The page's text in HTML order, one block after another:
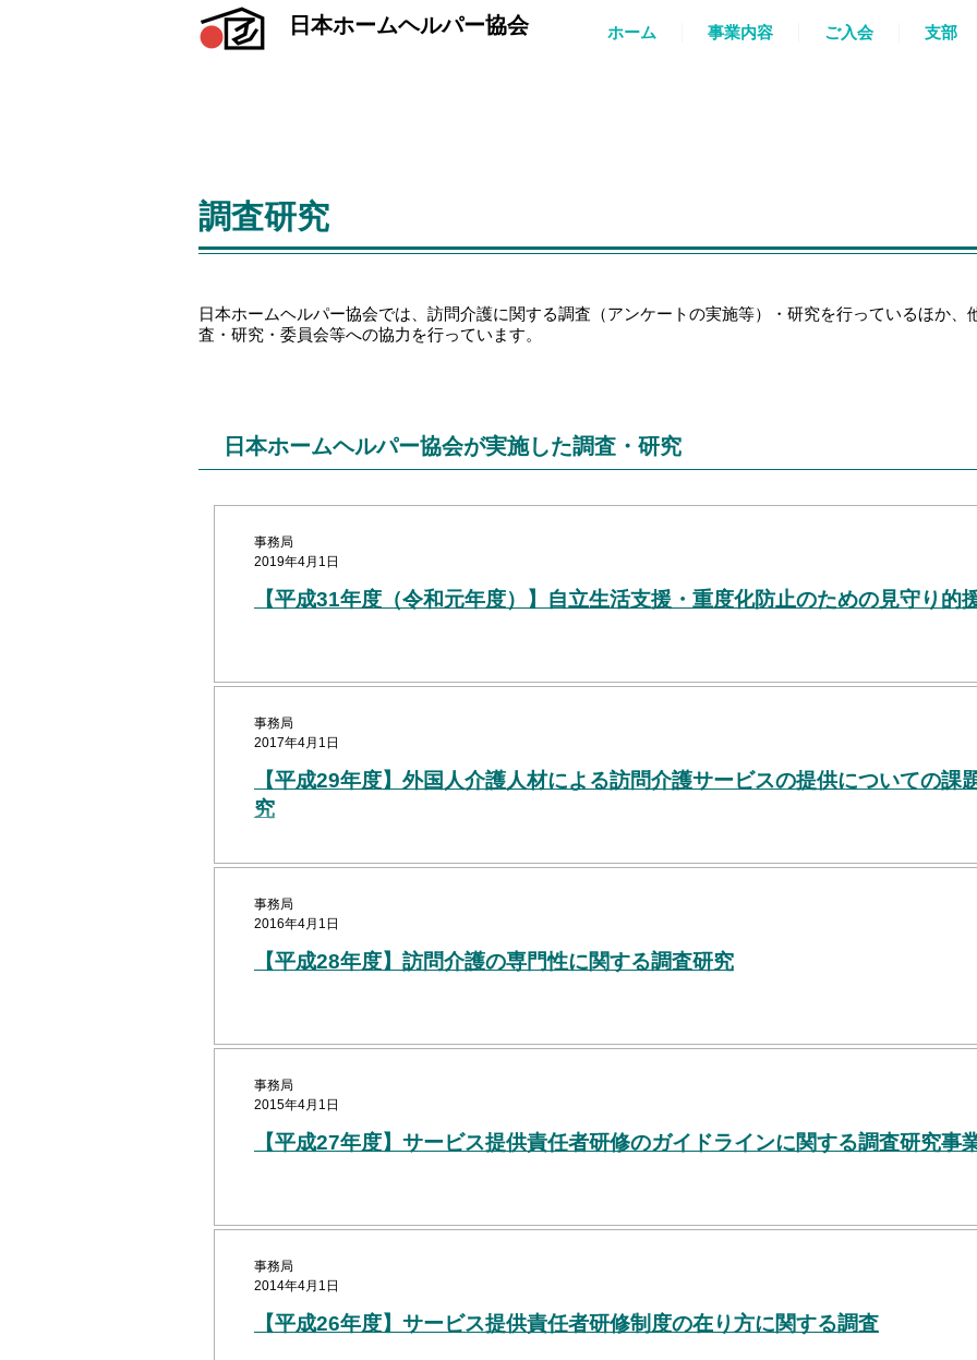
日本ホームヘルパー協会 ホーム 事業内容 ご入会 支部
調査研究
日本ホームヘルパー協会では、訪問介護に関する調査（アンケートの実施等）・研究を行っているほか
査・研究・委員会等への協力を行っています。
日本ホームヘルパー協会が実施した調査・研究
【平成31年度（令和元年度）】自立生活支援・重度化防止のための見守り的
事務局
2019年4月1日
【平成29年度】外国人介護人材による訪問介護サービスの提供についての課
究
事務局
2017年4月1日
【平成28年度】訪問介護の専門性に関する調査研究
事務局
2016年4月1日
【平成27年度】サービス提供責任者研修のガイドラインに関する調査研究事
事務局
2015年4月1日
【平成26年度】サービス提供責任者研修制度の在り方に関する調査
事務局
2014年4月1日